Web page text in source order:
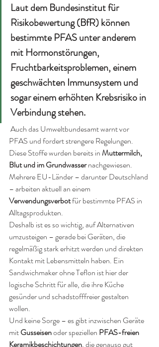
Laut dem Bundesinstitut für
Risikobewertung (BfR) können
bestimmte PFAS unter anderem
mit Hormonstörungen,
Fruchtbarkeitsproblemen, einem
geschwächten Immunsystem und
sogar einem erhöhten Krebsrisiko in
Verbindung stehen.
PFAS und fordert strengere Regelungen.
Diese Stoffe wurden bereits in Muttermilch,
Blut und im Grundwasser nachgewiesen.
Mehrere EU-Länder – darunter Deutschland
– arbeiten aktuell an einem
Verwendungsverbot für bestimmte PFAS in
Alltagsprodukten.
Deshalb ist es so wichtig, auf Alternativen
umzusteigen – gerade bei Geräten, die
regelmäßig stark erhitzt werden und direkten
Kontakt mit Lebensmitteln haben. Ein
Sandwichmaker ohne Teflon ist hier der
logische Schritt für alle, die ihre Küche
gesünder und schadstofffreier gestalten
wollen.
Und keine Sorge – es gibt inzwischen Geräte
mit Gusseisen oder speziellen PFAS-freien
Keramikbeschichtungen, die genauso gut